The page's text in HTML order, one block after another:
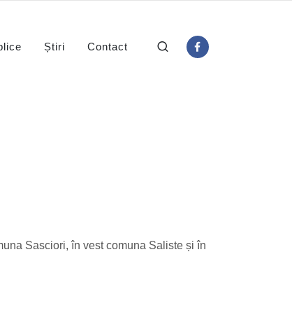
Știri Contact
Sasciori, în vest comuna Saliste și în